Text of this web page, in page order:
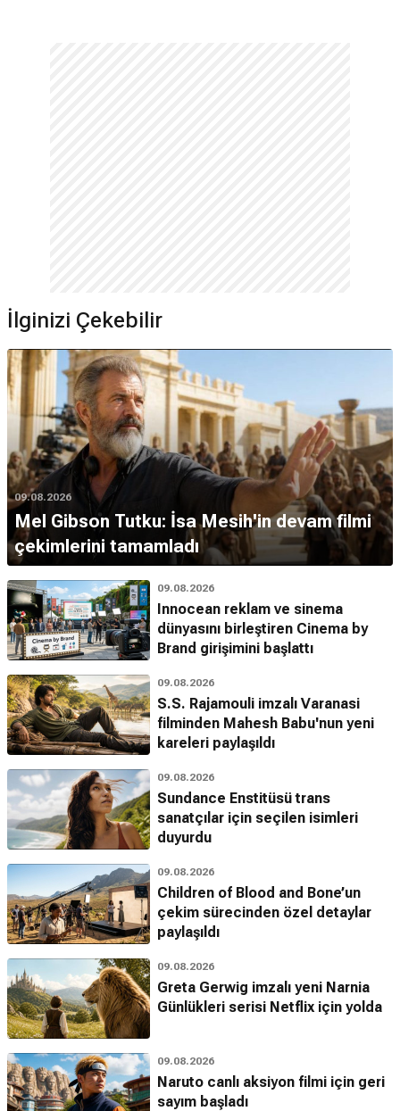
İlginizi Çekebilir
09.08.2026
Mel Gibson Tutku: İsa Mesih'in devam filmi
çekimlerini tamamladı
09.08.2026
Innocean reklam ve sinema
dünyasını birleştiren Cinema by
Brand girişimini başlattı
09.08.2026
S.S. Rajamouli imzalı Varanasi
filminden Mahesh Babu'nun yeni
kareleri paylaşıldı
09.08.2026
Sundance Enstitüsü trans
sanatçılar için seçilen isimleri
duyurdu
09.08.2026
Children of Blood and Bone’un
çekim sürecinden özel detaylar
paylaşıldı
09.08.2026
Greta Gerwig imzalı yeni Narnia
Günlükleri serisi Netflix için yolda
09.08.2026
Naruto canlı aksiyon filmi için geri
sayım başladı